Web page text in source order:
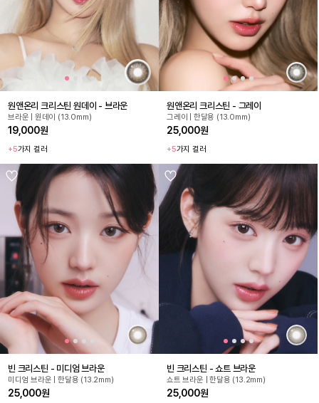
원앤온리 크리스틴 원데이 - 브라운
브라운 | 원데이 (13.0mm)
19,000원
+5가지 컬러
원앤온리 크리스틴 - 그레이
그레이 | 한달용 (13.0mm)
25,000원
+5가지 컬러
빈 크리스틴 - 미디엄 브라운
미디엄 브라운 | 한달용 (13.2mm)
25,000원
빈 크리스틴 - 쇼트 브라운
쇼트 브라운 | 한달용 (13.2mm)
25,000원